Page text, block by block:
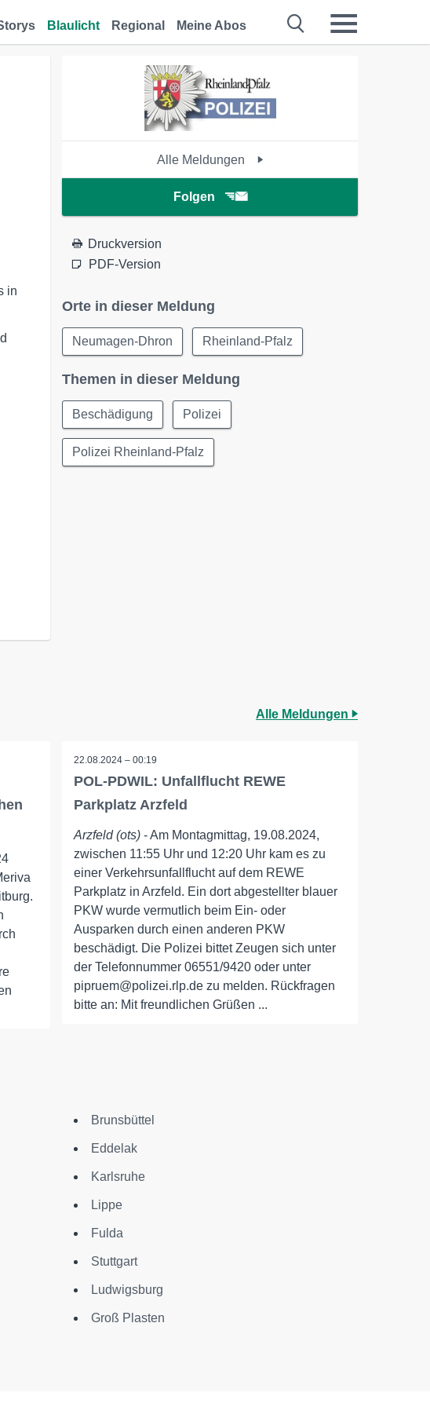
Blaulicht Regional Meine Abos
in
Alle Meldungen
Folgen
Druckversion
PDF-Version
Orte in dieser Meldung
Neumagen-Dhron Rheinland-Pfalz
Themen in dieser Meldung
Beschädigung Polizei
Polizei Rheinland-Pfalz
Alle Meldungen
22.08.2024 – 00:19
POL-PDWIL: Unfallflucht REWE
Parkplatz Arzfeld
Arzfeld (ots) - Am Montagmittag, 19.08.2024,
zwischen 11:55 Uhr und 12:20 Uhr kam es zu
einer Verkehrsunfallflucht auf dem REWE
Parkplatz in Arzfeld. Ein dort abgestellter blauer
PKW wurde vermutlich beim Ein- oder
Ausparken durch einen anderen PKW
beschädigt. Die Polizei bittet Zeugen sich unter
der Telefonnummer 06551/9420 oder unter
pipruem@polizei.rlp.de zu melden. Rückfragen
bitte an: Mit freundlichen Grüßen ...
Brunsbüttel
Eddelak
Karlsruhe
Lippe
Fulda
Stuttgart
Ludwigsburg
Groß Plasten